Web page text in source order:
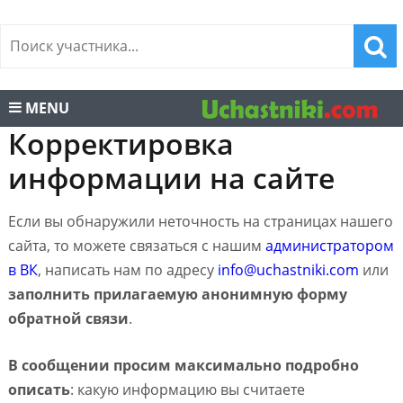
MENU
Корректировка
информации на сайте
Если вы обнаружили неточность на страницах нашего
сайта, то можете связаться с нашим администратором
в ВК, написать нам по адресу info@uchastniki.com или
заполнить прилагаемую анонимную форму
обратной связи.
В сообщении просим максимально подробно
описать: какую информацию вы считаете